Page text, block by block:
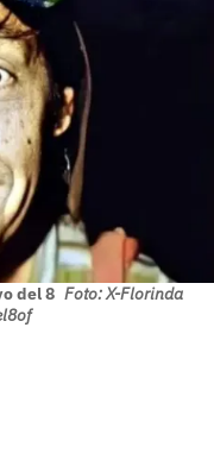
del 8 Foto: X-Florinda